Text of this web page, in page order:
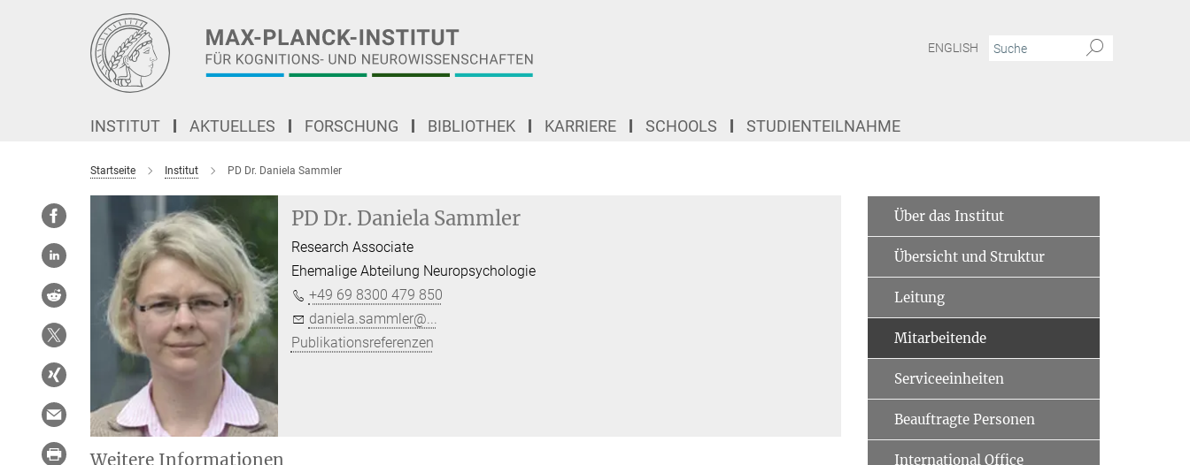
ENGLISH
INSTITUT AKTUELLES FORSCHUNG BIBLIOTHEK KARRIERE SCHOOLS STUDIENTEILNAHME
Startseite Institut PD Dr. Daniela Sammler
PD Dr. Daniela Sammler
Research Associate
Ehemalige Abteilung Neuropsychologie
+49 69 8300 479 850
daniela.sammler@...
Publikationsreferenzen
Weitere Informationen
Über das Institut
Übersicht und Struktur
Leitung
Mitarbeitende
Serviceeinheiten
Beauftragte Personen
International Office